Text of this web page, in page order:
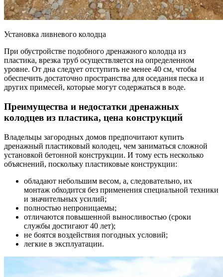
Установка ливневого колодца
При обустройстве подобного дренажного колодца из
пластика, врезка труб осуществляется на определенном
уровне. От дна следует отступить не менее 40 см, чтобы
обеспечить достаточно пространства для оседания песка и
других примесей, которые могут содержаться в воде.
Преимущества и недостатки дренажных
колодцев из пластика, цена конструкций
Владельцы загородных домов предпочитают купить
дренажный пластиковый колодец, чем заниматься сложной
установкой бетонной конструкции. И тому есть несколько
объяснений, поскольку пластиковые конструкции:
обладают небольшим весом, а, следовательно, их
монтаж обходится без применения специальной техники
и значительных усилий;
полностью непроницаемы;
отличаются повышенной выносливостью (сроки
службы достигают 40 лет);
не боятся воздействия погодных условий;
легкие в эксплуатации.